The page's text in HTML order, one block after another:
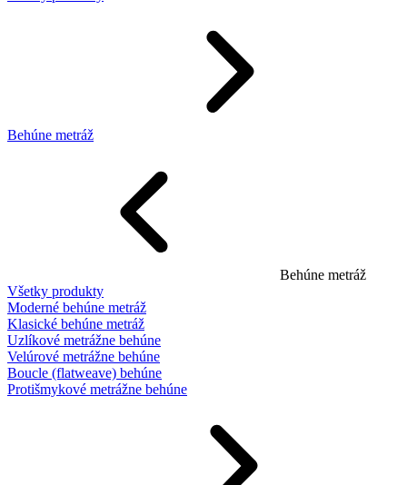
Behúne metráž
Behúne metráž
Všetky produkty
Moderné behúne metráž
Klasické behúne metráž
Uzlíkové metrážne behúne
Velúrové metrážne behúne
Boucle (flatweave) behúne
Protišmykové metrážne behúne